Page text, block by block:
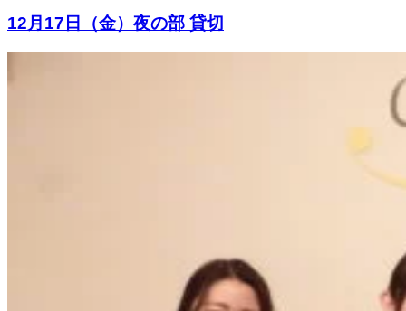
12月17日（金）夜の部 貸切